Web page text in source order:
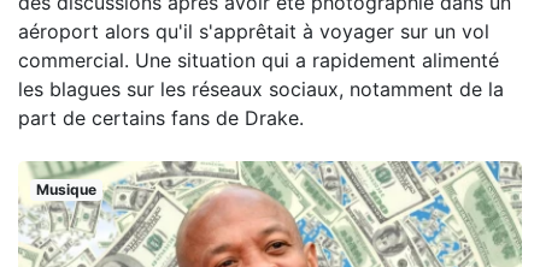
aéroport alors qu'il s'apprêtait à voyager sur un vol
commercial. Une situation qui a rapidement alimenté
les blagues sur les réseaux sociaux, notamment de la
part de certains fans de Drake.
Musique